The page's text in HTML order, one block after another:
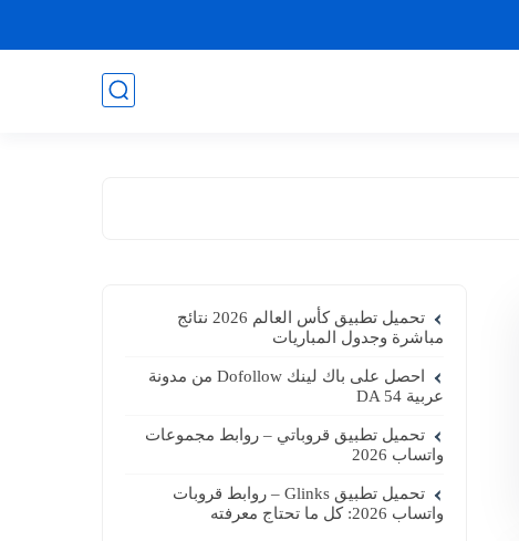
تحميل تطبيق كأس العالم 2026 نتائج
مباشرة وجدول المباريات
احصل على باك لينك Dofollow من مدونة
عربية DA 54
تحميل تطبيق قروباتي – روابط مجموعات
واتساب 2026
تحميل تطبيق Glinks – روابط قروبات
واتساب 2026: كل ما تحتاج معرفته